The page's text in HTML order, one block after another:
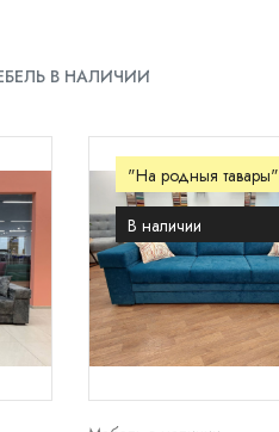
В НАЛИЧИИ
"На родныя тавары"
В наличии